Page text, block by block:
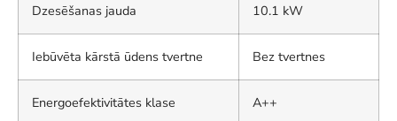
Dzesēšanas jauda 10.1 kW
Iebūvēta kārstā ūdens tvertne Bez tvertnes
Energoefektivitātes klase A++